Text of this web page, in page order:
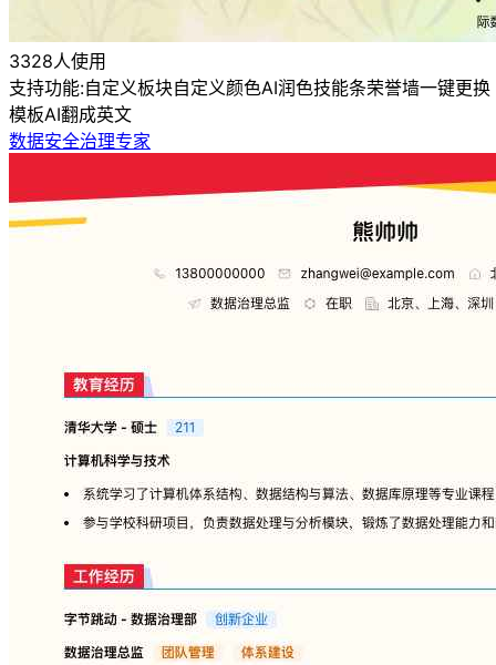
3328人使用
支持功能:自定义板块自定义颜色AI润色技能条荣誉墙一键更换
模板AI翻成英文
数据安全治理专家